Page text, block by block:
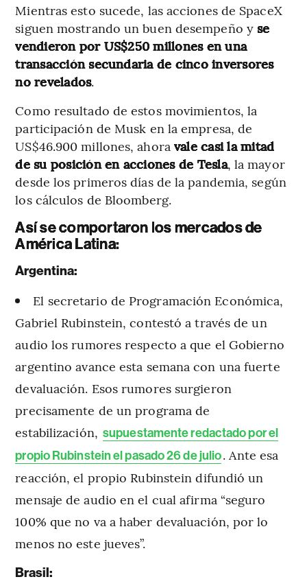
Mientras esto sucede, las acciones de SpaceX
siguen mostrando un buen desempeño yse
vendieron por US$250 millones en una
transacción secundaria de cinco inversores
no revelados.
Como resultado de estos movimientos, la
participación de Musk en la empresa, de
US$46.900 millones, ahora vale casi la mitad
de su posición en acciones de Tesla, la mayor
desde los primeros días de la pandemia, según
los cálculos de Bloomberg.
Así se comportaron los mercados de
América Latina:
Argentina:
El secretario de Programación Económica,
Gabriel Rubinstein, contestó a través de un
audio los rumores respecto a que el Gobierno
argentino avance esta semana con una fuerte
devaluación. Esos rumores surgieron
precisamente de un programa de
estabilización, supuestamente redactado por el
propio Rubinstein el pasado 26 de julio. Ante esa
reacción, el propio Rubinstein difundió un
mensaje de audio en el cual afirma “seguro
100% que no va a haber devaluación, por lo
menos no este jueves”.
Brasil: